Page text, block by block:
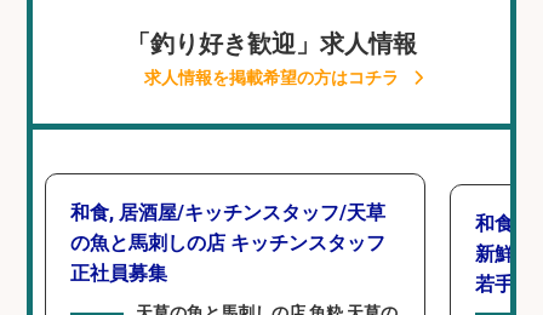
「釣り好き歓迎」求人情報
求人情報を掲載希望の方はコチラ
和食, 居酒屋/キッチンスタッフ/天草
の魚と馬刺しの店 キッチンスタッフ
正社員募集
和食,
新鮮な
若手ス